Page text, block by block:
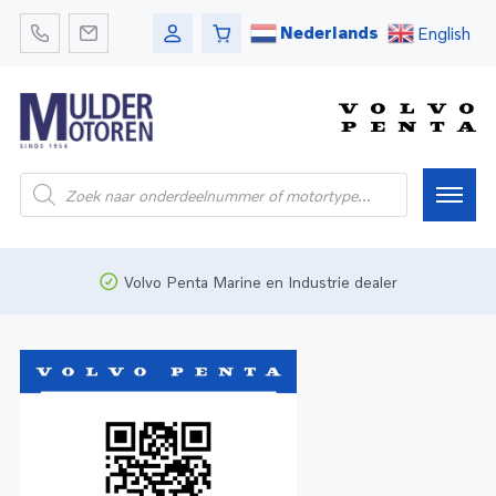
Nederlands English
Onderdelen
Bedrijfsvaart
Volvo Penta Marine en Industrie dealer